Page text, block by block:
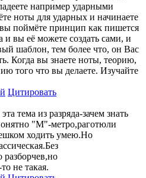
например ударными
ноты для ударных и начинаете
поймёте принцип как пишется
и вы её можете создать сами, и
шаблон, тем более что, он Вас
Когда вы знаете ноты, теорию,
того что вы делаете. Изучайте
Цитировать
тема из разряда-зачем знать
"М"-метро,раготюли
ходить умею.Но
разборчев,но
не такая.